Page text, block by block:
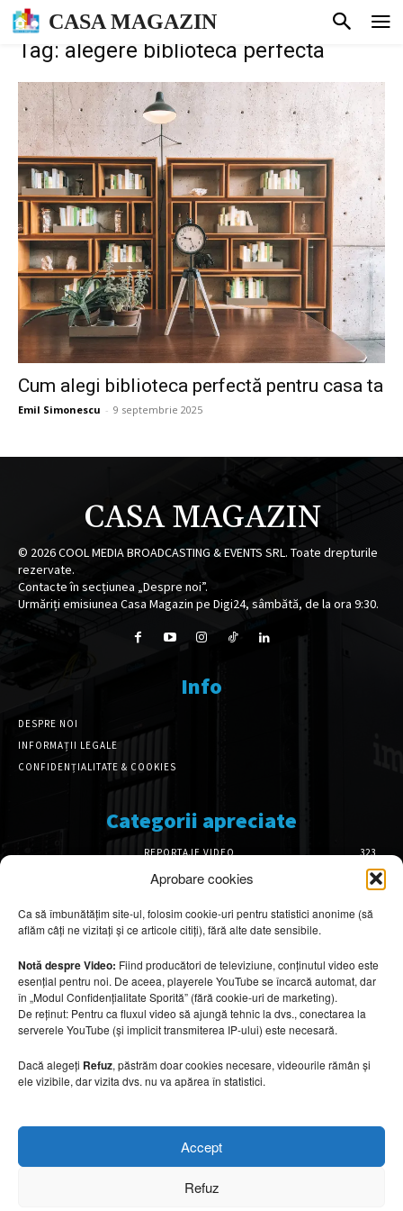
Aprobare cookies
Ca să îmbunătățim site-ul, folosim cookie-uri pentru statistici anonime (să
aflăm câți ne vizitați și ce articole citiți), fără alte date sensibile.
Notă despre Video: Fiind producători de televiziune, conținutul video este
esențial pentru noi. De aceea, playerele YouTube se încarcă automat, dar
în „Modul Confidențialitate Sporită” (fără cookie-uri de marketing).
De reținut: Pentru ca fluxul video să ajungă tehnic la dvs., conectarea la
serverele YouTube (și implicit transmiterea IP-ului) este necesară.
Dacă alegeți Refuz, păstrăm doar cookies necesare, videourile rămân și
ele vizibile, dar vizita dvs. nu va apărea în statistici.
Accept
Refuz
CASA MAGAZIN
Tag: alegere biblioteca perfecta
Cum alegi biblioteca perfectă pentru casa ta
Emil Simonescu - 9 septembrie 2025
CASA MAGAZIN
© 2026COOL MEDIA BROADCASTING & EVENTS SRL. Toate drepturile
rezervate.
Contacte în secțiunea „Despre noi”.
Urmăriți emisiunea Casa Magazin pe Digi24, sâmbătă, de la ora 9:30.
Info
DESPRE NOI
INFORMAȚII LEGALE
CONFIDENȚIALITATE & COOKIES
Categorii apreciate
REPORTAJE VIDEO
323
AMENAJĂRI INTERIOARE
126
DESIGN INTERIOR
64
ARHITECTURĂ & DESIGN
OPINII & ANALIZE
43
Articole recomandate
Secretele construirii bungalourilor
6 august 2026
Cum amenajezi curtea pentru seri de vară